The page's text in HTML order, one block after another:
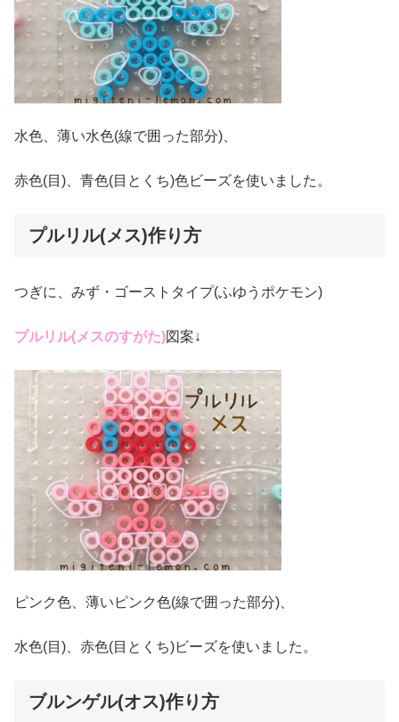
水色、薄い水色(線で囲った部分)、
赤色(目)、青色(目とくち)色ビーズを使いました。
プルリル(メス)作り方
つぎに、みず・ゴーストタイプ(ふゆうポケモン)
プルリル(メスのすがた)図案↓
ピンク色、薄いピンク色(線で囲った部分)、
水色(目)、赤色(目とくち)ビーズを使いました。
ブルンゲル(オス)作り方